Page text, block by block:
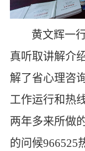
黄文辉一
真听取讲解介
解了省心理咨
工作运行和热
两年多来所做
的问候966525